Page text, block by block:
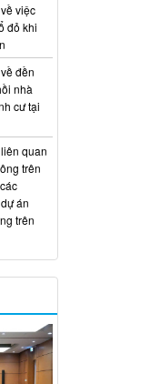
việc
đỏ khi
đền
nhà
cư tại
quan
trên
án
trên